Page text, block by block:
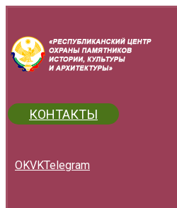
КОНТАКТЫ
OKVKTelegram